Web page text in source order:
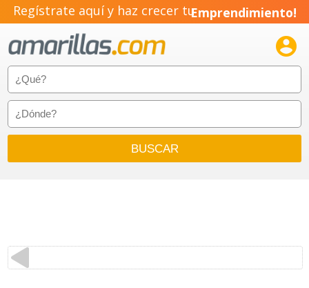
Regístrate aquí y haz crecer tuEmprendimiento!
